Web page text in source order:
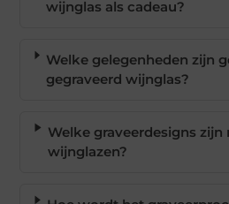
wijnglas als cadeau?
Welke gelegenheden zijn
gegraveerd wijnglas?
Welke graveerdesigns
wijnglazen?